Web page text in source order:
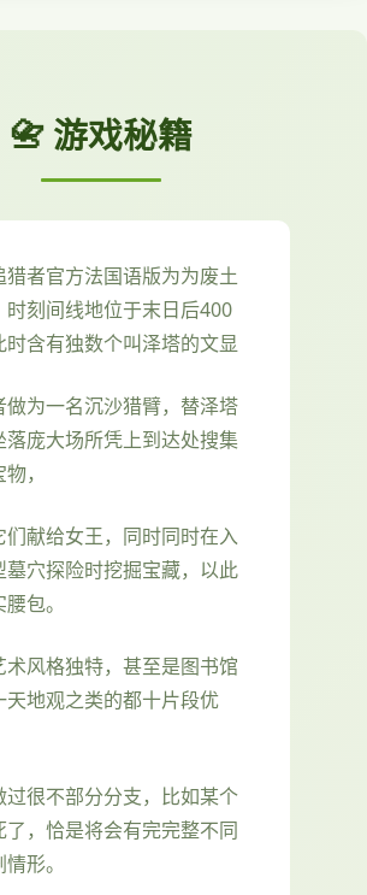
📇 游戏秘籍
猎者官方法国语版为为废土
时刻间线地位于末日后400
时含有独数个叫泽塔的文显
做为一名沉沙猎臂，替泽塔
落庞大场所凭上到达处搜集
，
们献给女王，同时同时在入
墓穴探险时挖掘宝藏，以此
包。
术风格独特，甚至是图书馆
天地观之类的都十片段优
过很不部分分支，比如某个
了，恰是将会有完完整不同
形。